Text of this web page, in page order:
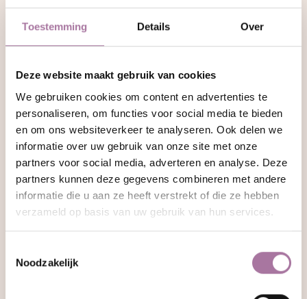
Toestemming Details Over
Deze website maakt gebruik van cookies
We gebruiken cookies om content en advertenties te
personaliseren, om functies voor social media te bieden
en om ons websiteverkeer te analyseren. Ook delen we
informatie over uw gebruik van onze site met onze
partners voor social media, adverteren en analyse. Deze
partners kunnen deze gegevens combineren met andere
informatie die u aan ze heeft verstrekt of die ze hebben
verzameld op basis van uw gebruik van hun services.
Noodzakelijk
te worden. Zo gaan we elkaar steeds beter begrijpen en
opnieuw leren kennen. Er wordt goed gekeken naar jullie
specifieke gezinssituatie en waar de krachten en
personen vanuit de omgeving worden betrokken bij de
therapie. Na afloop van de therapie ervaren ouders en
kinderen een stevige verbinding en ontstaat meer
vertrouwen.
Gezinstherapie is een uitkomst bij:
Behoefte aan een hechtere band
Bij ziekte, overlijden en echtscheiding